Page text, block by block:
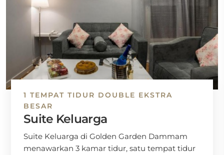
1 TEMPAT TIDUR DOUBLE EKSTRA
BESAR
Suite Keluarga
Suite Keluarga di Golden Garden Dammam
menawarkan 3 kamar tidur, satu tempat tidur